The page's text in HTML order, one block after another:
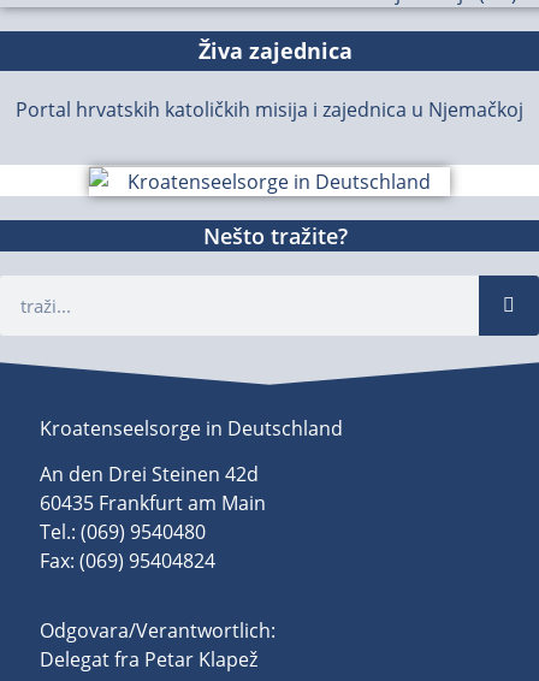
Živa zajednica
Portal hrvatskih katoličkih misija i zajednica u Njemačkoj
Nešto tražite?
Kroatenseelsorge in Deutschland
An den Drei Steinen 42d
60435 Frankfurt am Main
Tel.: (069) 9540480
Fax: (069) 95404824
Odgovara/Verantwortlich:
Delegat fra Petar Klapež